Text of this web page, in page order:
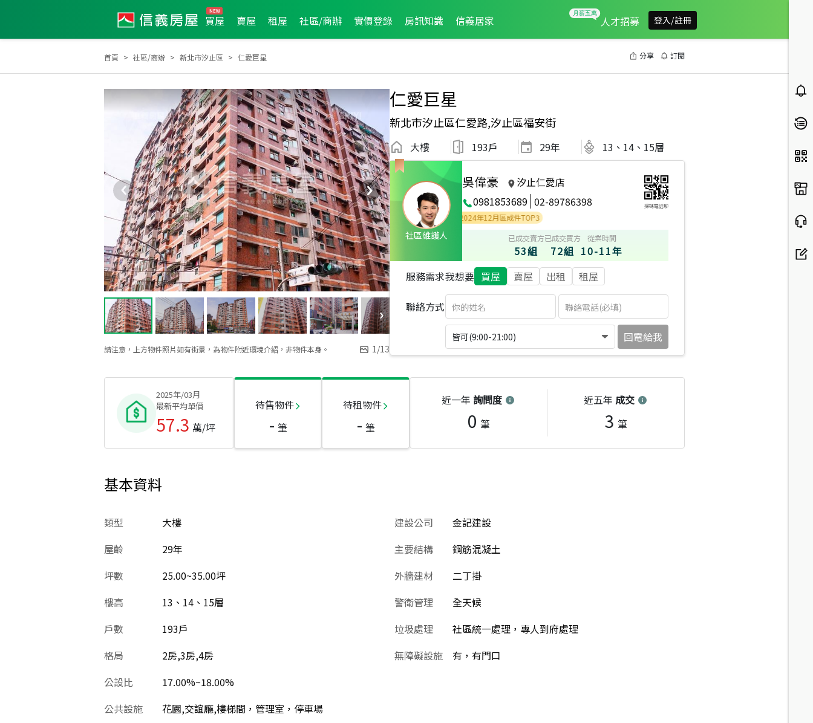
買屋 賣屋 租屋 社區/商辦 實價登錄 房訊知識 信義居家 人才招募 登入/註冊
首頁 社區/商辦 新北市汐止區 仁愛巨星 分享 訂閱
請注意，上方物件照片如有街景，為物件附近環境介紹，非物件本身。 1/13
仁愛巨星
新北市汐止區仁愛路,汐止區福安街
大樓 193戶 29年 13、14、15層
社區維護人
吳偉豪
汐止仁愛店
0981853689 02-89786398 掃碼電話聊
2025年8月區業績TOP1 2025年10月區成件TOP3 2025年9月區成件TOP3 2025年8月區成件TOP1
2024年12月區成件TOP3
已成交賣方
53組
已成交買方
72組
從業時間
10-11年
服務需求我想要 買屋 賣屋 出租 租屋
聯絡方式
皆可(9:00-21:00) 回電給我
2025年/03月
最新平均單價
57.3 萬/坪
待售物件
- 筆
待租物件
- 筆
近一年 詢問度
0 筆
近五年 成交
3 筆
基本資料
類型
大樓
屋齡
29年
坪數
25.00~35.00坪
樓高
13、14、15層
戶數
193戶
格局
2房,3房,4房
公設比
17.00%~18.00%
建設公司
金記建設
主要結構
鋼筋混凝土
外牆建材
二丁掛
警衛管理
全天候
垃圾處理
社區統一處理，專人到府處理
無障礙設施
有，有門口
公共設施 花園,交誼廳,樓梯間，管理室，停車場